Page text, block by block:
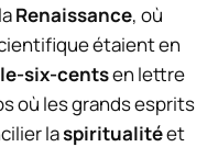
Renaissance, où
étaient en
six-centsen lettre
où les grands esprits
laspiritualitéet